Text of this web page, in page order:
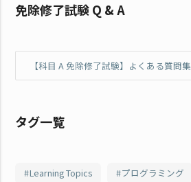
免除修了試験 Q & A
【科目 A 免除修了試験】よくある質問集
タグ一覧
Learning Topics プログラミング